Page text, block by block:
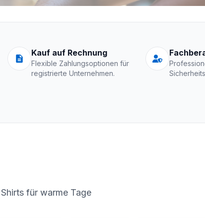
Kauf auf Rechnung
Flexible Zahlungsoptionen für
registrierte Unternehmen.
für warme Tage